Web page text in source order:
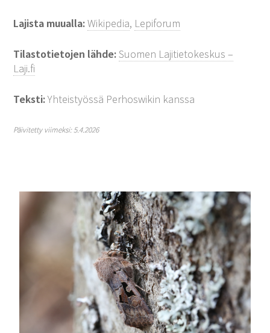
Lajista muualla:Wikipedia, Lepiforum
Tilastotietojen lähde:Suomen Lajitietokeskus –
Laji.fi
Teksti:Yhteistyössä Perhoswikin kanssa
Päivitetty viimeksi: 5.4.2026